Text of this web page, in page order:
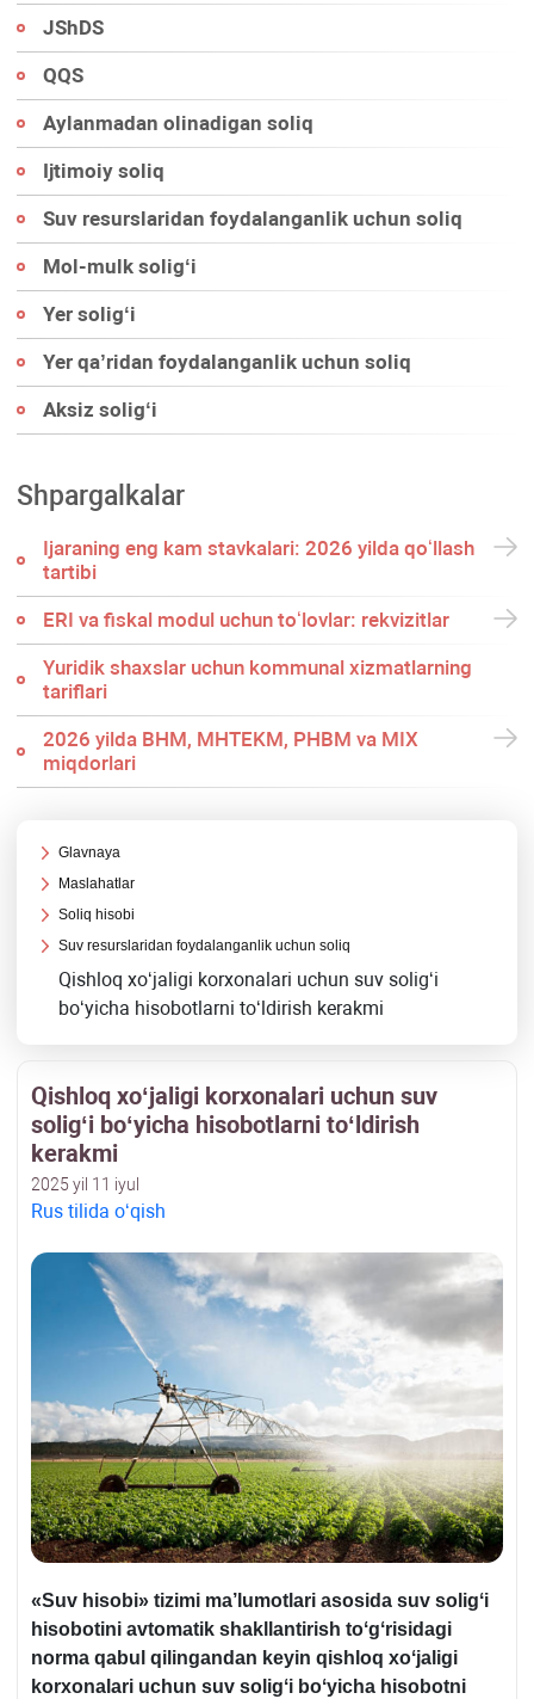
JShDS
QQS
Aylanmadan olinadigan soliq
Ijtimoiy soliq
Suv resurslaridan foydalanganlik uchun soliq
Mol-mulk soligʻi
Yer soligʻi
Yer qa’ridan foydalanganlik uchun soliq
Aksiz soligʻi
Shpargalkalar
Ijaraning eng kam stavkalari: 2026 yilda qoʻllash
tartibi
ERI va fiskal modul uchun toʻlovlar: rekvizitlar
Yuridik shaхslar uchun kommunal хizmatlarning
tariflari
2026 yilda BHM, MHTEKM, PHBM va MIX
miqdorlari
Glavnaya
Maslahatlar
Soliq hisobi
Suv resurslaridan foydalanganlik uchun soliq
Qishloq хoʻjaligi korхonalari uchun suv soligʻi
boʻyicha hisobotlarni toʻldirish kerakmi
Qishloq хoʻjaligi korхonalari uchun suv
soligʻi boʻyicha hisobotlarni toʻldirish
kerakmi
2025 yil 11 iyul
Rus tilida oʻqish
«Suv hisobi» tizimi ma’lumotlari asosida suv soligʻi
hisobotini avtomatik shakllantirish toʻgʻrisidagi
norma qabul qilingandan keyin qishloq хoʻjaligi
korхonalari uchun suv soligʻi boʻyicha hisobotni